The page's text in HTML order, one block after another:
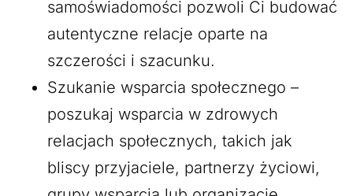
samoświadomości pozwoli Ci budować
autentyczne relacje oparte na
szczerości i szacunku.
Szukanie wsparcia społecznego –
poszukaj wsparcia w zdrowych
relacjach społecznych, takich jak
bliscy przyjaciele, partnerzy życiowi,